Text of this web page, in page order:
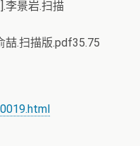
李景岩.扫描
喆.扫描版.pdf35.75